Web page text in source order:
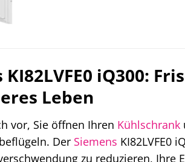
KI82LVFE0 iQ300:
Leben
vor, Sie öffnen Ihren Kühlschrank
Der Siemens KI82LVFE0
zu reduzieren, Ihre